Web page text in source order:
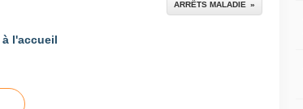
ARRÊTS MALADIE
à l'accueil